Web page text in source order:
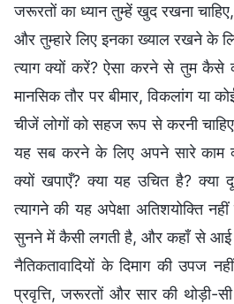
जरूरतों का ध्यान तुम्हें खुद रखना
और तुम्हारे लिए इनका ख्याल रखने के
त्याग क्यों करें? ऐसा करने से तुम कैसे
मानसिक तौर पर बीमार, विकलांग या
चीजें लोगों को सहज रूप से करनी
यह सब करने के लिए अपने सारे काम
क्यों खपाएँ? क्या यह उचित है? क्या
त्यागने की यह अपेक्षा अतिशयोक्ति
सुनने में कैसी लगती है, और कहाँ से आई
नैतिकतावादियों के दिमाग की उपज
प्रवृत्ति, जरूरतों और सार की थोड़ी-